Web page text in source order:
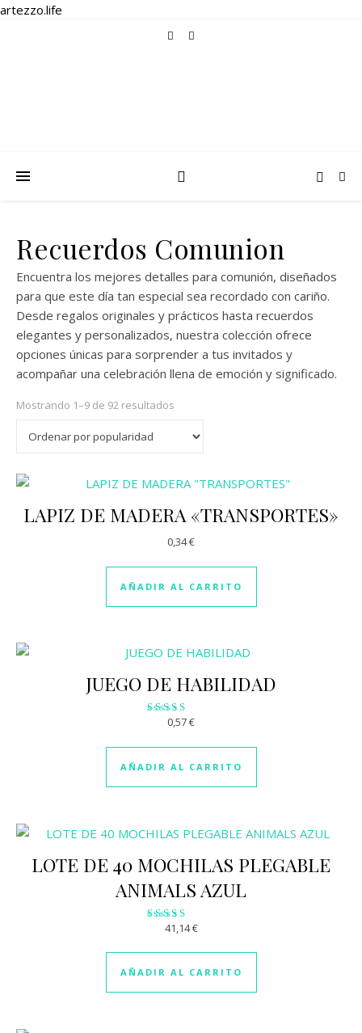
artezzo.life
Recuerdos Comunion
Encuentra los mejores detalles para comunión, diseñados
para que este día tan especial sea recordado con cariño.
Desde regalos originales y prácticos hasta recuerdos
elegantes y personalizados, nuestra colección ofrece
opciones únicas para sorprender a tus invitados y
acompañar una celebración llena de emoción y significado.
Mostrando 1–9 de 92 resultados
LAPIZ DE MADERA «TRANSPORTES»
0,34€
AÑADIR AL CARRITO
JUEGO DE HABILIDAD
Valorado
2.88
de 5
0,57€
AÑADIR AL CARRITO
LOTE DE 40 MOCHILAS PLEGABLE
ANIMALS AZUL
Valorado
3.07
de 5
41,14€
AÑADIR AL CARRITO